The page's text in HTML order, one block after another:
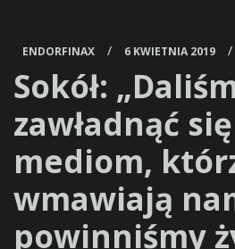
ENDORFINAX / 6 KWIETNIA 2019 /
Sokół:
zawładnąć
mediom,
wmawiają
powinniśmy